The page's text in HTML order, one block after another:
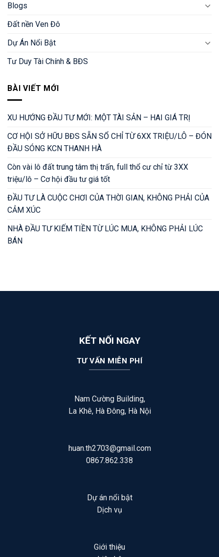
Blogs
Đất nền Ven Đô
Dự Án Nổi Bật
Tư Duy Tài Chính & BĐS
BÀI VIẾT MỚI
XU HƯỚNG ĐẦU TƯ MỚI: MỘT TÀI SẢN – HAI GIÁ TRỊ
CƠ HỘI SỞ HỮU BĐS SẴN SỔ CHỈ TỪ 6XX TRIỆU/LÔ – ĐÓN
ĐẦU SÓNG KCN THANH HÀ
Còn vài lô đất trung tâm thị trấn, full thổ cư chỉ từ 3XX
triệu/lô – Cơ hội đầu tư giá tốt
ĐẦU TƯ LÀ CUỘC CHƠI CỦA THỜI GIAN, KHÔNG PHẢI CỦA
CẢM XÚC
NHÀ ĐẦU TƯ KIẾM TIỀN TỪ LÚC MUA, KHÔNG PHẢI LÚC
BÁN
KẾT NỐI NGAY
TƯ VẤN MIỄN PHÍ
Nam Cường Building,
La Khê, Hà Đông, Hà Nội
huan.th2703@gmail.com
0867.862.338
Dự án nổi bật
Dịch vụ
Giới thiệu